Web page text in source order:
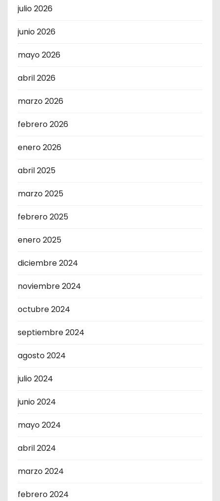
julio 2026
junio 2026
mayo 2026
abril 2026
marzo 2026
febrero 2026
enero 2026
abril 2025
marzo 2025
febrero 2025
enero 2025
diciembre 2024
noviembre 2024
octubre 2024
septiembre 2024
agosto 2024
julio 2024
junio 2024
mayo 2024
abril 2024
marzo 2024
febrero 2024